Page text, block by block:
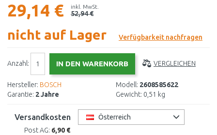
29,14 € inkl. MwSt.
52,94 €
nicht auf Lager Verfügbarkeit nachfragen
Anzahl: VERGLEICHEN
Hersteller: BOSCH
Garantie: 2 Jahre
Modell: 2608585622
Gewicht: 0,51 kg
Versandkosten
Österreich
Post AG: 6,90 €